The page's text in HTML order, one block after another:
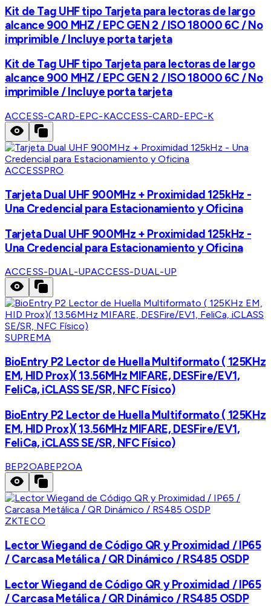
Kit de Tag UHF tipo Tarjeta para lectoras de largo
alcance 900 MHZ / EPC GEN 2 / ISO 18000 6C / No
imprimible / Incluye porta tarjeta
Kit de Tag UHF tipo Tarjeta para lectoras de largo
alcance 900 MHZ / EPC GEN 2 / ISO 18000 6C / No
imprimible / Incluye porta tarjeta
ACCESS-CARD-EPC-KACCESS-CARD-EPC-K
ACCESSPRO
Tarjeta Dual UHF 900MHz + Proximidad 125kHz -
Una Credencial para Estacionamiento y Oficina
Tarjeta Dual UHF 900MHz + Proximidad 125kHz -
Una Credencial para Estacionamiento y Oficina
ACCESS-DUAL-UPACCESS-DUAL-UP
SUPREMA
BioEntry P2 Lector de Huella Multiformato ( 125KHz
EM, HID Prox)( 13.56MHz MIFARE, DESFire/EV1,
FeliCa, iCLASS SE/SR, NFC Físico)
BioEntry P2 Lector de Huella Multiformato ( 125KHz
EM, HID Prox)( 13.56MHz MIFARE, DESFire/EV1,
FeliCa, iCLASS SE/SR, NFC Físico)
BEP2OABEP2OA
ZKTECO
Lector Wiegand de Código QR y Proximidad / IP65
/ Carcasa Metálica / QR Dinámico / RS485 OSDP
Lector Wiegand de Código QR y Proximidad / IP65
/ Carcasa Metálica / QR Dinámico / RS485 OSDP